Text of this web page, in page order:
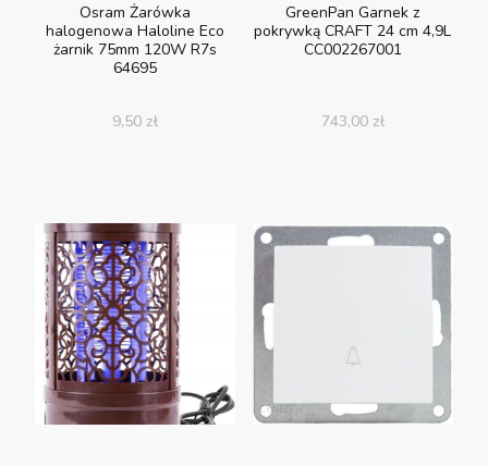
Osram Żarówka
halogenowa Haloline Eco
żarnik 75mm 120W R7s
64695
9,50 zł
GreenPan Garnek z
pokrywką CRAFT 24 cm 4,9L
CC002267001
743,00 zł